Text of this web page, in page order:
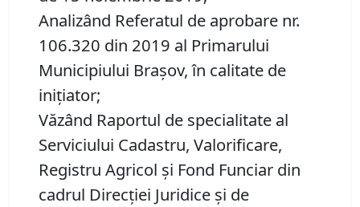
Analizând Referatul de aprobare nr.
106.320 din 2019 al Primarului
Municipiului Brașov, în calitate de
inițiator;
Văzând Raportul de specialitate al
Serviciului Cadastru, Valorificare,
Registru Agricol şi Fond Funciar din
cadrul Direcţiei Juridice şi de